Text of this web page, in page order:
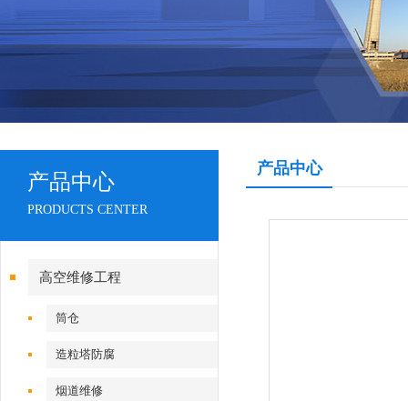
产品中心
PRODUCTS CENTER
高空维修工程
筒仓
造粒塔防腐
烟道维修
产品中心